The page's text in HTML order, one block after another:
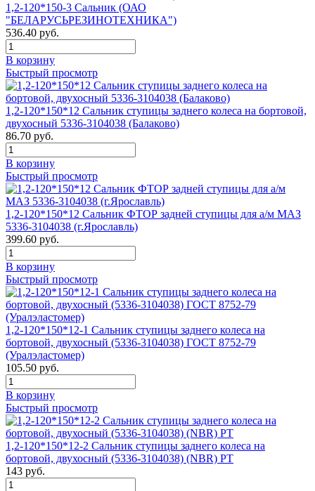
1,2-120*150-3 Сальник (ОАО
"БЕЛАРУСЬРЕЗИНОТЕХНИКА")
536.40 руб.
В корзину
Быстрый просмотр
1,2-120*150*12 Сальник ступицы заднего колеса на бортовой,
двухосный 5336-3104038 (Балаково)
86.70 руб.
В корзину
Быстрый просмотр
1,2-120*150*12 Сальник ФТОР задней ступицы для а/м МАЗ
5336-3104038 (г.Ярославль)
399.60 руб.
В корзину
Быстрый просмотр
1,2-120*150*12-1 Сальник ступицы заднего колеса на
бортовой, двухосный (5336-3104038) ГОСТ 8752-79
(Уралэластомер)
105.50 руб.
В корзину
Быстрый просмотр
1,2-120*150*12-2 Сальник ступицы заднего колеса на
бортовой, двухосный (5336-3104038) (NBR) РТ
143 руб.